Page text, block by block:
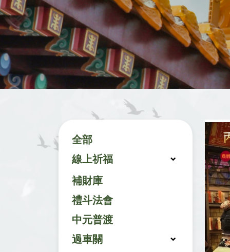
全部
線上祈福
補財庫
禮斗法會
中元普渡
過車關